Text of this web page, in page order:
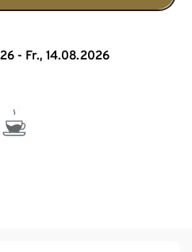
- Fr., 14.08.2026